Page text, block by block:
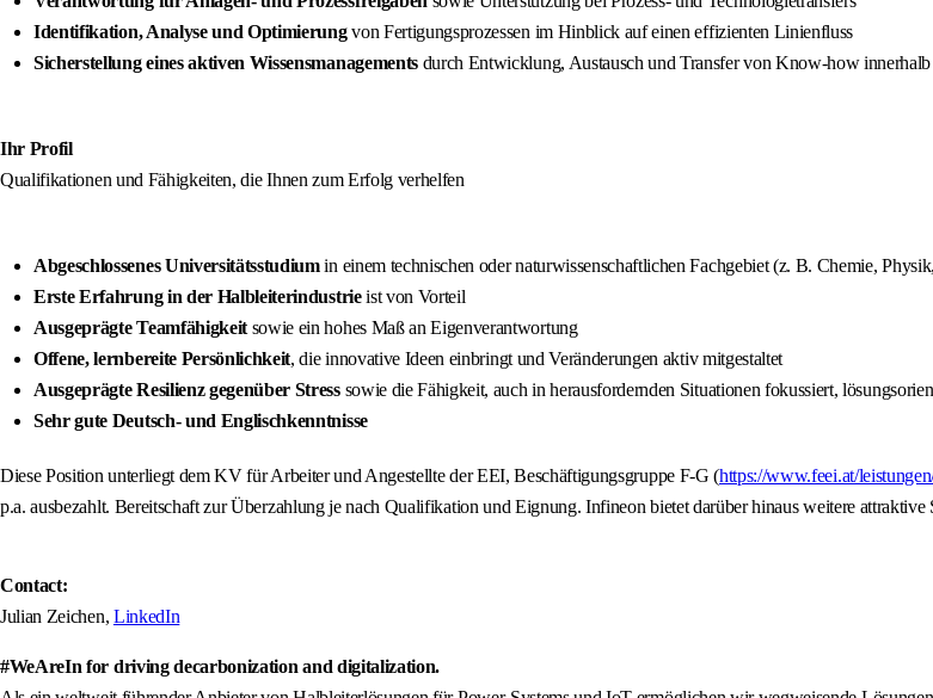
Identifikation, Analyse und Optimierungvon Fertigungsprozessen im Hinblick auf einen effizienten Linienfluss
Sicherstellung eines aktiven Wissensmanagementsdurch Entwicklung, Austausch und Transfer von Know-how
Ihr Profil
Qualifikationen und Fähigkeiten, die Ihnen zum Erfolg verhelfen
Abgeschlossenes Universitätsstudiumin einem technischen oder naturwissenschaftlichen Fachgebiet (z. B. Chemie,
Erste Erfahrung in der Halbleiterindustrieist von Vorteil
Ausgeprägte Teamfähigkeit sowie ein hohes Maß an Eigenverantwortung
Offene, lernbereite Persönlichkeit, die innovative Ideen einbringt und Veränderungen aktiv mitgestaltet
Ausgeprägte Resilienz gegenüber Stresssowie die Fähigkeit, auch in herausfordernden Situationen fokussiert,
Sehr gute Deutsch- und Englischkenntnisse
Diese Position unterliegt dem KV für Arbeiter und Angestellte der EEI, Beschäftigungsgruppe F-G (https://www.feei.at/
p.a. ausbezahlt. Bereitschaft zur Überzahlung je nach Qualifikation und Eignung. Infineon bietet darüber hinaus weitere attraktive
Contact:
Julian Zeichen, LinkedIn
#WeAreIn for driving decarbonization and digitalization.